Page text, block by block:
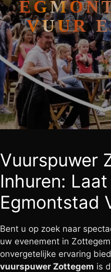
VUUR
Vuurspuwer
Inhuren:
Egmontstad
Bent u op zoek naar
uw evenement in
onvergetelijke ervaring
vuurspuwer Zottegem is